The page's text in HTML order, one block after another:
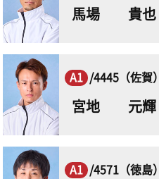
馬場 貴也
A1 /4445（佐賀）
宮地 元輝
A1 /4571（徳島）